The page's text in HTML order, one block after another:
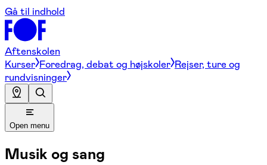
Gå til indhold
Aftenskolen
Kurser Foredrag, debat og højskoler Rejser, ture og
rundvisninger
Open menu
Musik og sang